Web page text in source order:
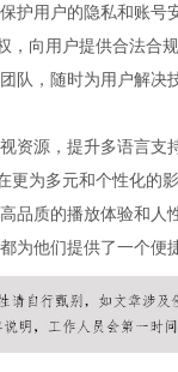
护用户的隐私和账
，向用户提供合法合
队，随时为用户解
资源，提升多语言
更为多元和个性化的
品质的播放体验和
为他们提供了一个